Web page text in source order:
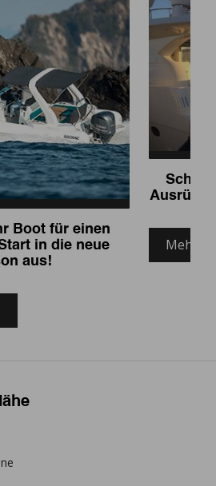
Boot für einen
in die neue
aus!
Mehr